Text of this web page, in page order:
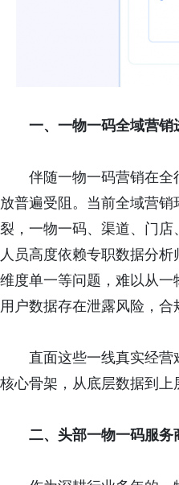
一、 一物一码全域营销
伴随一物一码营销在
放普遍受阻。当前全域营
裂，一物一码、渠道、门
人员高度依赖专职数据分
维度单一等问题，难以从
用户数据存在泄露风险，合
直面这些一线真实经
核心骨架，从底层数据到
二、 头部一物一码服务